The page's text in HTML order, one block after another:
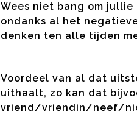
Wees niet bang om
ondanks al het
denken ten alle tijden
Voordeel van al dat
uithaalt, zo kan dat
vriend/vriendin/neef/